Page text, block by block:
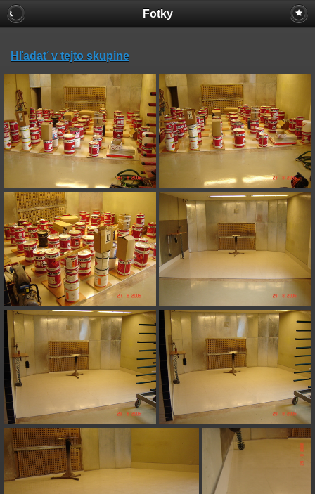
Fotky
Hľadať v tejto skupine